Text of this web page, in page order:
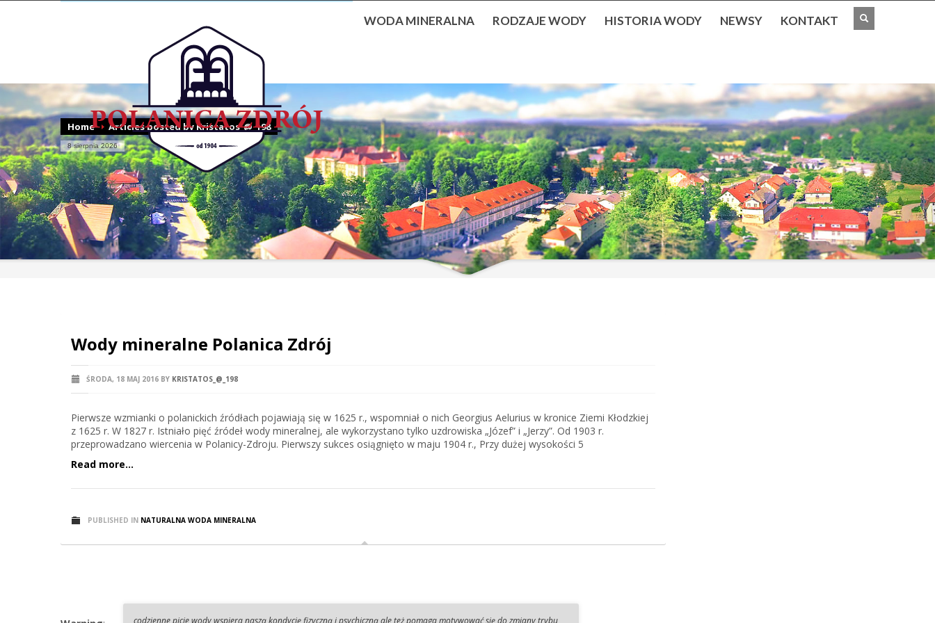
WODA MINERALNA RODZAJE WODY HISTORIA WODY NEWSY KONTAKT
Home Articles posted by Kristatos_@_198
8 sierpnia 2026
Wody mineralne Polanica Zdrój
ŚRODA, 18 MAJ 2016 BY KRISTATOS_@_198
Pierwsze wzmianki o polanickich źródłach pojawiają się w 1625 r., wspomniał o nich Georgius Aelurius w kronice Ziemi Kłodzkiej
z 1625 r. W 1827 r. Istniało pięć źródeł wody mineralnej, ale wykorzystano tylko uzdrowiska „Józef” i „Jerzy”. Od 1903 r.
przeprowadzano wiercenia w Polanicy-Zdroju. Pierwszy sukces osiągnięto w maju 1904 r., Przy dużej wysokości 5
Read more...
PUBLISHED IN NATURALNA WODA MINERALNA
codzienne picie wody wspiera naszą kondycję fizyczną i psychiczną ale też pomaga motywować się do zmiany trybu